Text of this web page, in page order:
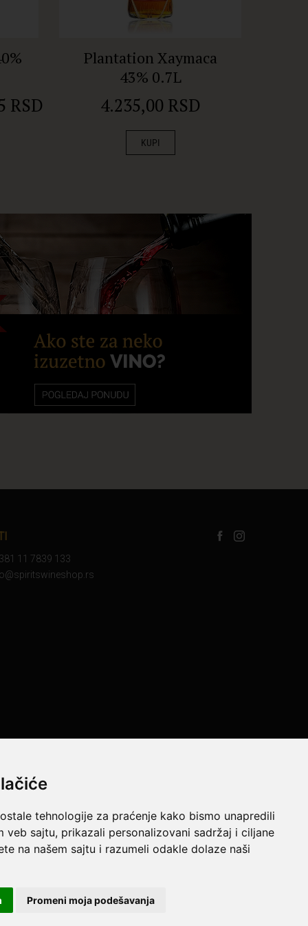
tehnologije za praćenje kako bismo unapredili
veb sajtu, prikazali personalizovani sadržaj i ciljane
na našem sajtu i razumeli odakle dolaze naši
Promeni moja podešavanja
RSD
Plantation Xaymaca
43% 0.7L
4.235,00 RSD
KUPI
11 7839 133
resurse da Vam svi artikli na ovom sajtu budu prikazani sa
u potpunosti ispravne.